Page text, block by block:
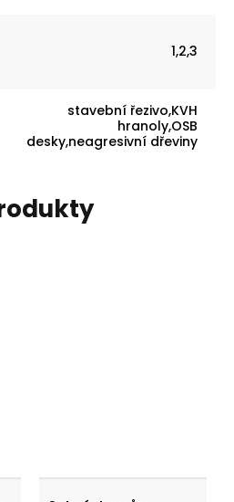
1,2,3
stavební řezivo,KVH
hranoly,OSB
desky,neagresivní dřeviny